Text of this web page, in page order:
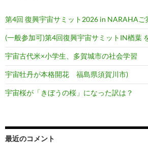
第4回 復興宇宙サミット2026 in NARAHAご
(一般参加可)第4回復興宇宙サミットIN楢葉
宇宙古代米×小学生、多賀城市の社会学習
宇宙牡丹が本格開花 福島県須賀川市)
宇宙桜が「きぼうの桜」になった訳は？
最近のコメント